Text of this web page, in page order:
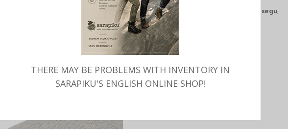
THERE MAY BE PROBLEMS WITH INVENTORY IN
SARAPIKU'S ENGLISH ONLINE SHOP!
SONI Driver Cap, villa-linasegu,
ruuduline klassikaline SONI lina-villa segu,